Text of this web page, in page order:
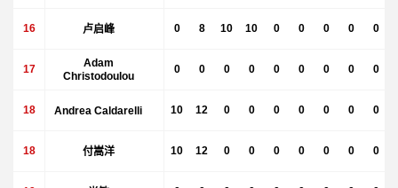
16 卢启峰 0 8 10 10 0 0 0 0 0
17
Adam
Christodoulou
0 0 0 0 0 0 0 0 0
18 Andrea Caldarelli 10 12 0 0 0 0 0 0 0
18 付嵩洋 10 12 0 0 0 0 0 0 0